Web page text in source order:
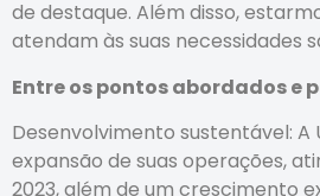
de destaque. Além disso,
atendam às suas necessidades
Entre os pontos abordados
Desenvolvimento sustentável:
expansão de suas operações,
2023, além de um crescimento